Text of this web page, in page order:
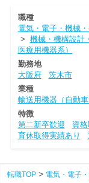
職種
電気・電子・機械
> 機械・機構設計
医療用機器系）
勤務地
大阪府
茨木市
業種
輸送用機器（自動車
特徴
第二新卒歓迎
資
育休取得実績あり
転職TOP 電気・電子